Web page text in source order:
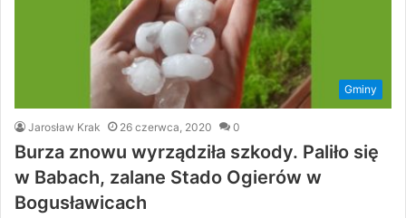
Gminy
Jarosław Krak 26 czerwca, 2020 0
Burza znowu wyrządziła szkody. Paliło się
w Babach, zalane Stado Ogierów w
Bogusławicach